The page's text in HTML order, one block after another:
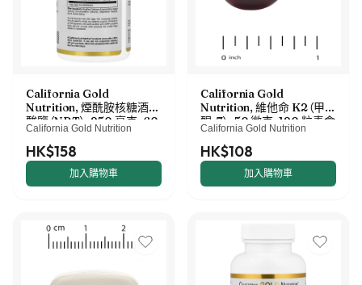
California Gold
Nutrition, 煙酰胺核糖酒石
酸鹽（NRT），250 毫克，60
粒素食膠囊
California Gold Nutrition
HK$158
加入購物車
California Gold
Nutrition, 維他命 K2（甲萘
醌-7），50 微克，120 粒素食
軟膠囊
California Gold Nutrition
HK$108
加入購物車